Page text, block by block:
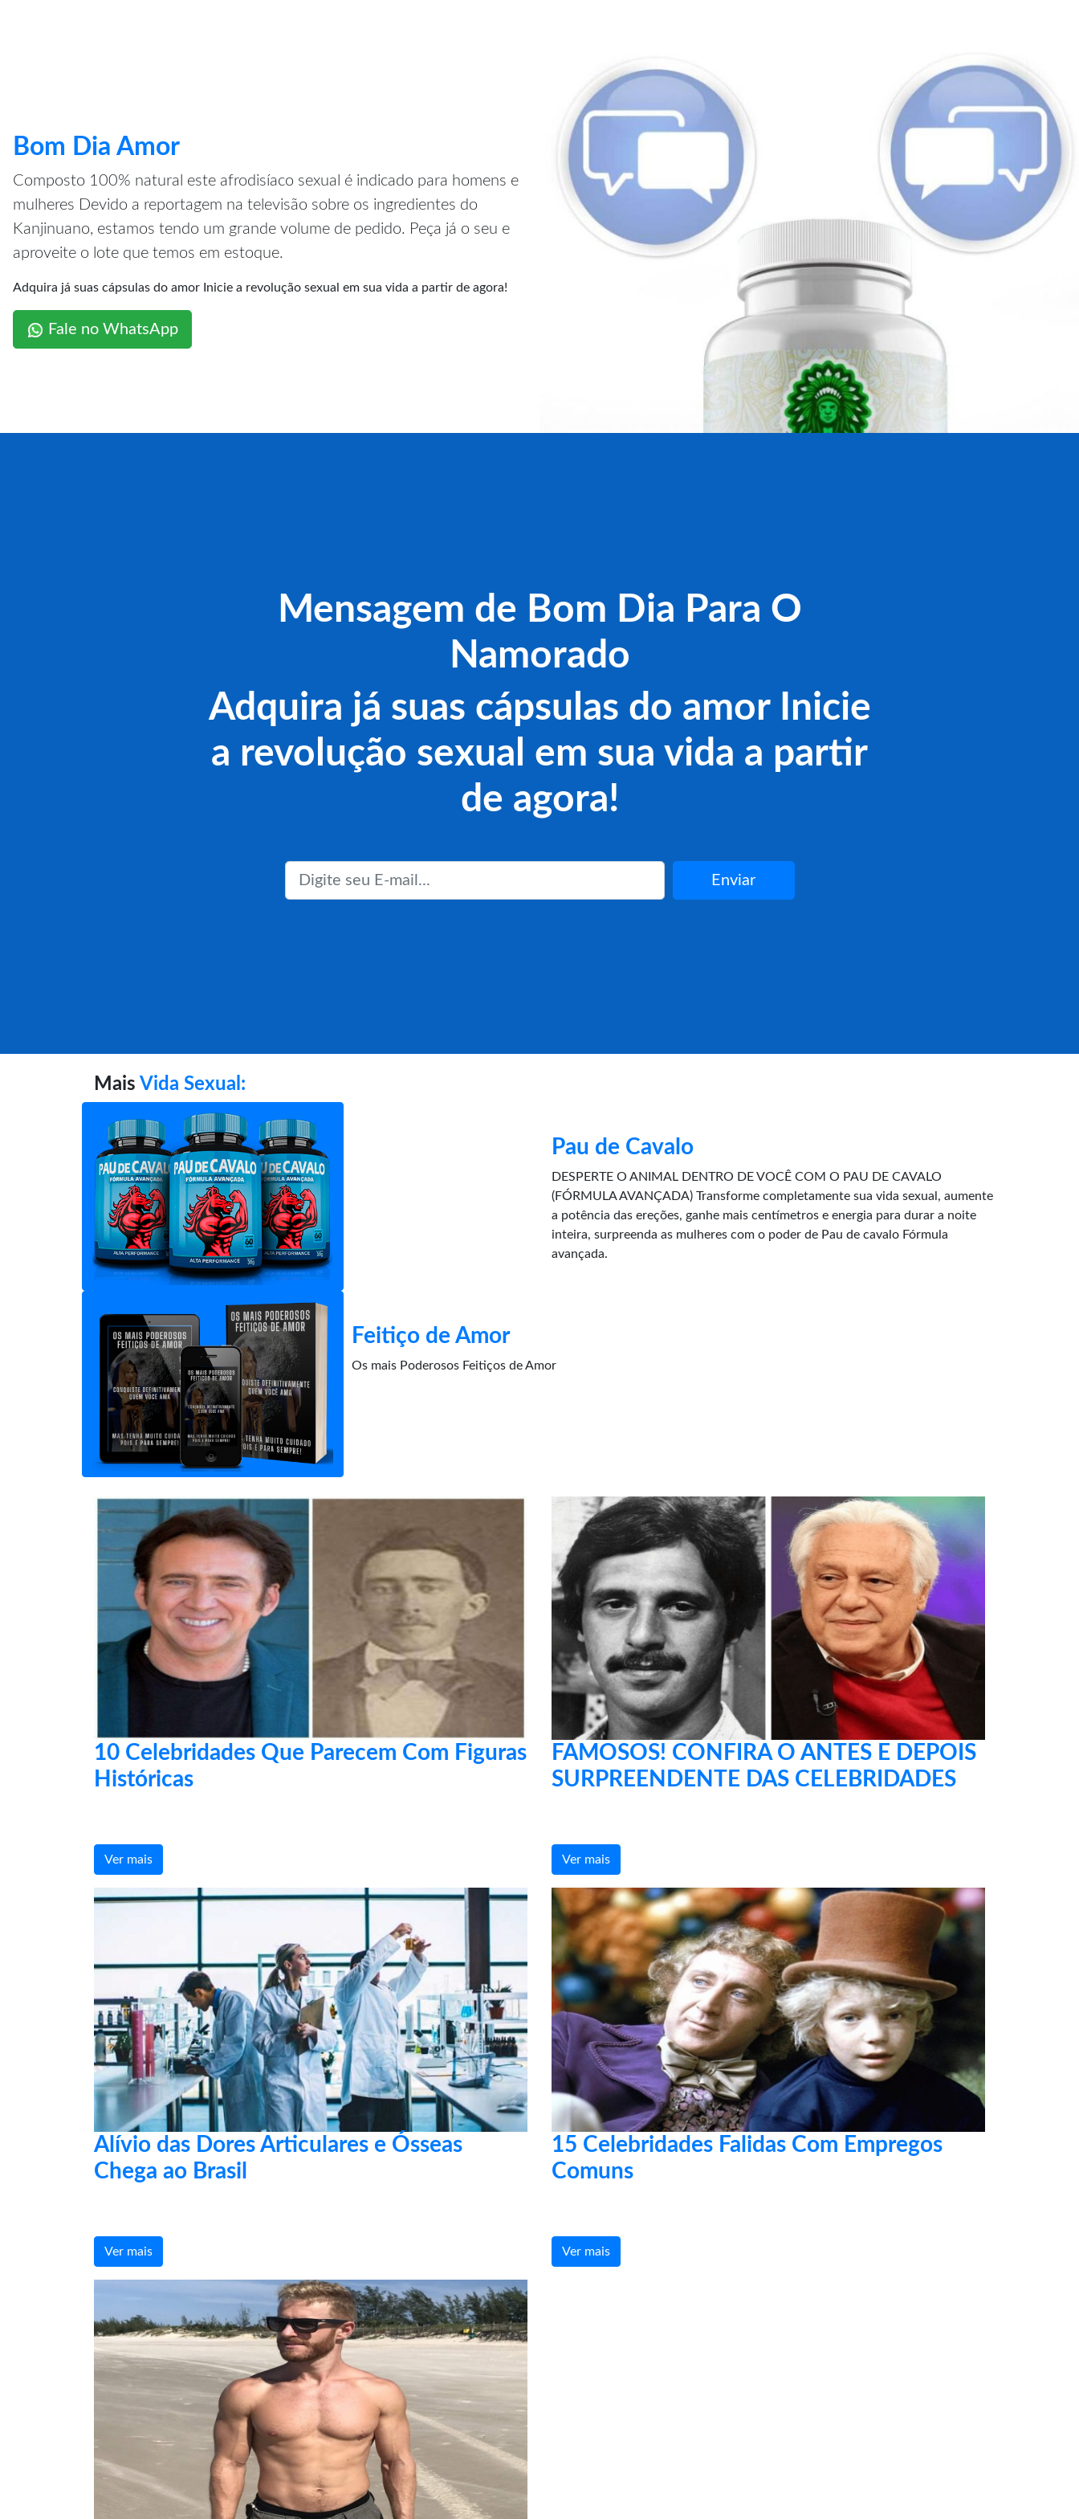
Bom Dia Amor
Composto 100% natural este afrodisíaco sexual é indicado para homens e
mulheres Devido a reportagem na televisão sobre os ingredientes do
Kanjinuano, estamos tendo um grande volume de pedido. Peça já o seu e
aproveite o lote que temos em estoque.
Adquira já suas cápsulas do amor Inicie a revolução sexual em sua vida a partir de agora!
Fale no WhatsApp
Mensagem de Bom Dia Para O
Namorado
Adquira já suas cápsulas do amor Inicie
a revolução sexual em sua vida a partir
de agora!
Enviar
Mais Vida Sexual:
Pau de Cavalo
DESPERTE O ANIMAL DENTRO DE VOCÊ COM O PAU DE CAVALO
(FÓRMULA AVANÇADA) Transforme completamente sua vida sexual, aumente
a potência das ereções, ganhe mais centímetros e energia para durar a noite
inteira, surpreenda as mulheres com o poder de Pau de cavalo Fórmula
avançada.
Feitiço de Amor
Os mais Poderosos Feitiços de Amor
10 Celebridades Que Parecem Com Figuras
Históricas
Ver mais
FAMOSOS! CONFIRA O ANTES E DEPOIS
SURPREENDENTE DAS CELEBRIDADES
Ver mais
Alívio das Dores Articulares e Ósseas
Chega ao Brasil
Ver mais
15 Celebridades Falidas Com Empregos
Comuns
Ver mais